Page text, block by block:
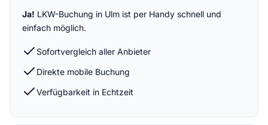
Ja! LKW-Buchung in Ulm ist per Handy schnell und
einfach möglich.
Sofortvergleich aller Anbieter
Direkte mobile Buchung
Verfügbarkeit in Echtzeit